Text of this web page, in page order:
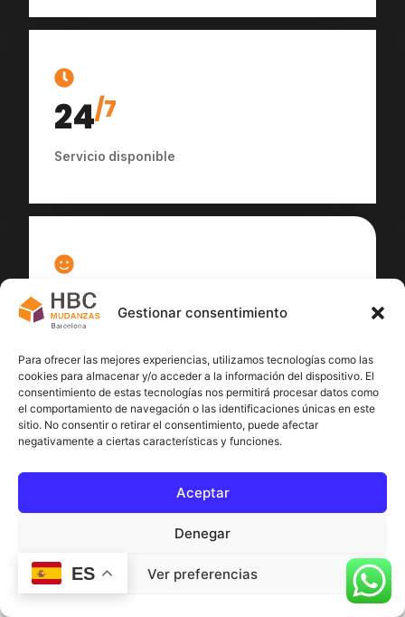
Gestionar consentimiento
Para ofrecer las mejores experiencias, utilizamos tecnologías como las
cookies para almacenar y/o acceder a la información del dispositivo. El
consentimiento de estas tecnologías nos permitirá procesar datos como
el comportamiento de navegación o las identificaciones únicas en este
sitio. No consentir o retirar el consentimiento, puede afectar
negativamente a ciertas características y funciones.
Aceptar
Denegar
Ver preferencias
24/7
Servicio disponible
100
ES